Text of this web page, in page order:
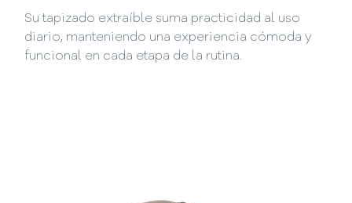
Su tapizado extraíble suma practicidad al uso
diario, manteniendo una experiencia cómoda y
funcional en cada etapa de la rutina.